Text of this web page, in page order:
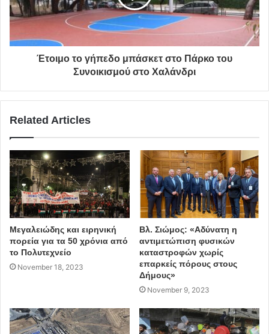
συμβιβαστεί, ρίσκαρε και έχτισε από το μηδέν μία σχέση
με τους πολίτες, οι οποίοι τον εμπιστεύτηκαν και τον
οδήγησαν στην εξουσία
Ο Ανδρέας Παπανδρέου σφράγισε με την παρουσία
και την πολιτική του δράση την περίοδο της
Μεταπολίτευσης και αναδείχθηκε ένας από τους πιο
επιδραστικούς πολιτικούς στην νεότερη ιστορία της
Οικονομολόγος διεθνούς φήμης, με θητεία σε
αμερικάνικα και ευρωπαϊκά πανεπιστήμια,
Έτοιμο το γήπεδο μπάσκετ στο Πάρκο του
Συνοικισμού στο Χαλάνδρι
Related Articles
Μεγαλειώδης και ειρηνική
πορεία για τα 50 χρόνια από
το Πολυτεχνείο
November 18, 2023
Βλ. Σιώμος: «Αδύνατη η
αντιμετώπιση φυσικών
καταστροφών χωρίς
επαρκείς πόρους στους
Δήμους»
November 9, 2023